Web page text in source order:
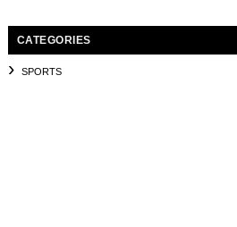
CATEGORIES
SPORTS